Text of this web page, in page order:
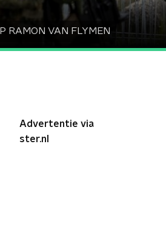
RAMON VAN FLYMEN
Advertentie via
ster.nl